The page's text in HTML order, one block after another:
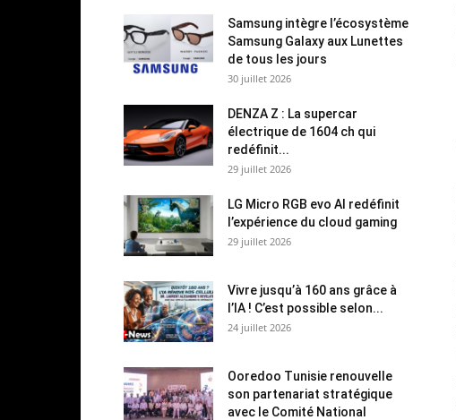
Samsung intègre l’écosystème
Samsung Galaxy aux Lunettes
de tous les jours
30 juillet 2026
DENZA Z : La supercar
électrique de 1604 ch qui
redéfinit...
29 juillet 2026
LG Micro RGB evo AI redéfinit
l’expérience du cloud gaming
29 juillet 2026
Vivre jusqu’à 160 ans grâce à
l’IA ! C’est possible selon...
24 juillet 2026
Ooredoo Tunisie renouvelle
son partenariat stratégique
avec le Comité National